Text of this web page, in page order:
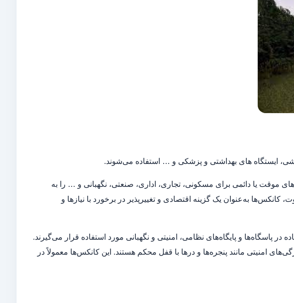
ایستگاه‌ های بهداشتی و پزشکی و … استفاده می‌شوند.
موقت یا دائمی برای مسکونی، تجاری، اداری، صنعتی، نگهبانی و … را به
کانکس‌ها به‌عنوان یک گزینه اقتصادی و تغییرپذیر در برخورد با نیازها و
در پاسگاه‌ها و پایگاه‌های نظامی، امنیتی و نگهبانی مورد استفاده قرار می‌گیرند.
امنیتی مانند پنجره‌ها و درها با قفل محکم هستند. این کانکس‌ها معمولاً در